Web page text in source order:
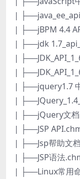
|
| ├──jBPM 4.4
| ├──jdk
|
|
| ├──jquery1.7
|
| ├──jQuery文
| ├──JSP
| ├──Jsp帮助文
| ├──JSP语法
| ├──Linux常用